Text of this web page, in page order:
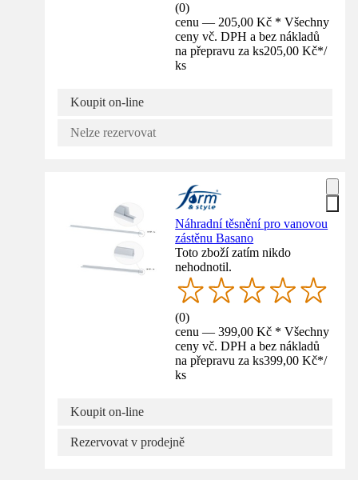
(0)
cenu — 205,00 Kč * Všechny
ceny vč. DPH a bez nákladů
na přepravu za ks205,00 Kč*/
ks
Koupit on-line
Nelze rezervovat
Náhradní těsnění pro vanovou
zástěnu Basano
Toto zboží zatím nikdo
nehodnotil.
(0)
cenu — 399,00 Kč * Všechny
ceny vč. DPH a bez nákladů
na přepravu za ks399,00 Kč*/
ks
Koupit on-line
Rezervovat v prodejně